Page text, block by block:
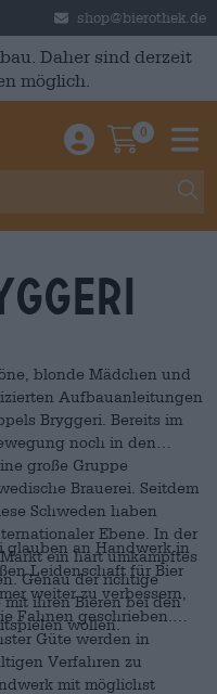
shop@bierothek.de
Daher sind derzeit
möglich.
Einloggen /
0
blonde Mädchen und
Aufbauanleitungen
Bryggeri. Bereits im
noch in den
große Gruppe
Brauerei. Seitdem
Schweden haben
Ebene. In der
ein hart umkämpftes
Genau der richtige
ihren Bieren bei den
wollen.
glauben an Handwerk in
Leidenschaft für Bier
weiter zu verbessern,
Fahnen geschrieben.
Güte werden in
Verfahren zu
mit möglichst